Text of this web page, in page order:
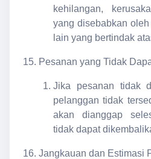
kehilangan,
yang disebabkan
lain yang bertindak
Pesanan yang Tidak
Jika pesanan tidak
pelanggan tidak
akan dianggap
tidak dapat
Jangkauan dan Estimasi